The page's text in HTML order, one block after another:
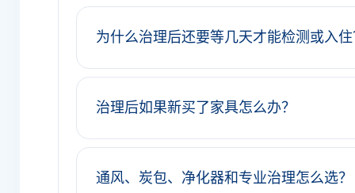
为什么治理后还要等几天才能检测或入
治理后如果新买了家具怎么办？
通风、炭包、净化器和专业治理怎么选？